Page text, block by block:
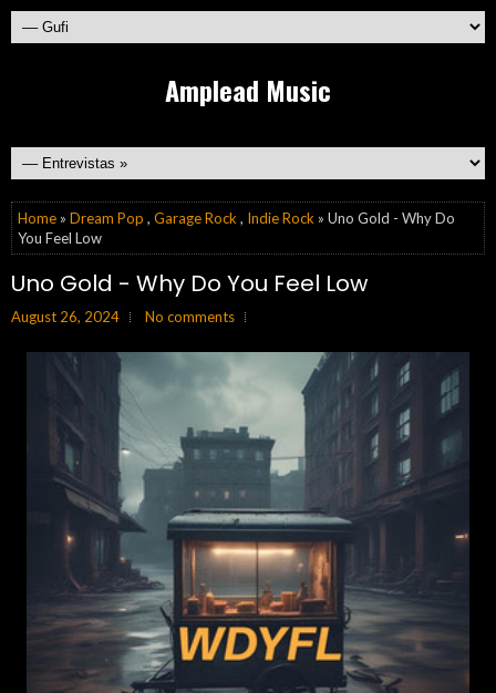
Amplead Music
Home » Dream Pop , Garage Rock , Indie Rock » Uno Gold - Why Do
You Feel Low
Uno Gold - Why Do You Feel Low
August 26, 2024 No comments